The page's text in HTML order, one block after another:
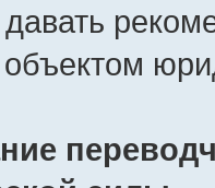
объектом